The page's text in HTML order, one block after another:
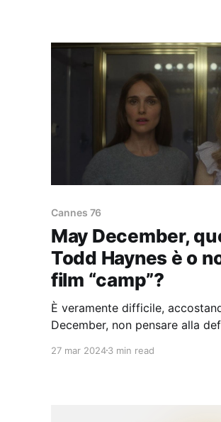
Cannes 76
May December,
Todd Haynes è o
film “camp”?
È veramente difficile,
December, non pensare alla
saggio dal titolo: “Una bugia
27 mar 20243 min read